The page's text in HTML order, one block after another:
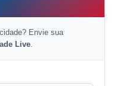
Envie sua
Live